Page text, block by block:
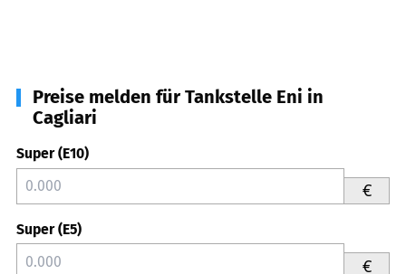
Preise melden für Tankstelle Eni in
Cagliari
Super (E10)
€
Super (E5)
€